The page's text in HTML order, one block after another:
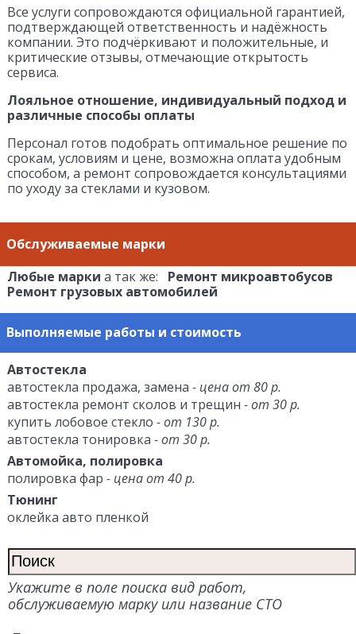
Все услуги сопровождаются официальной гарантией,
подтверждающей ответственность и надёжность
компании. Это подчёркивают и положительные, и
критические отзывы, отмечающие открытость
сервиса.
Лояльное отношение, индивидуальный подход и
различные способы оплаты
Персонал готов подобрать оптимальное решение по
срокам, условиям и цене, возможна оплата удобным
способом, а ремонт сопровождается консультациями
по уходу за стеклами и кузовом.
Обслуживаемые марки
Любые марки а так же: Ремонт микроавтобусов
Ремонт грузовых автомобилей
Выполняемые работы и стоимость
Автостекла
автостекла продажа, замена - цена от 80 р.
автостекла ремонт сколов и трещин - от 30 р.
купить лобовое стекло - от 130 р.
автостекла тонировка - от 30 р.
Автомойка, полировка
полировка фар - цена от 40 р.
Тюнинг
оклейка авто пленкой
Укажите в поле поиска вид работ,
обслуживаемую марку или название СТО